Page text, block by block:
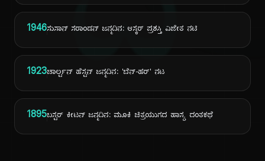
1946ಸುಸಾನ್ ಸರಾಂಡನ್ ಜನ್ಮದಿನ: ಆಸ್ಕರ್ ಪ್ರಶಸ್ತಿ ವಿಜೇತ ನಟಿ
1923ಚಾರ್ಲ್ಟನ್ ಹೆಸ್ಟನ್ ಜನ್ಮದಿನ: 'ಬೆನ್-ಹರ್' ನಟ
1895ಬಸ್ಟರ್ ಕೀಟನ್ ಜನ್ಮದಿನ: ಮೂಕಿ ಚಿತ್ರಯುಗದ ಹಾಸ್ಯ ದಂತಕಥೆ